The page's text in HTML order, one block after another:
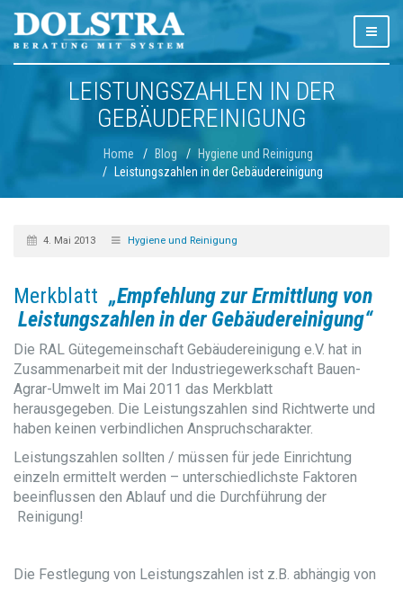
LEISTUNGSZAHLEN IN DER
GEBÄUDEREINIGUNG
Home Blog
Hygiene und Reinigung
Leistungszahlen in der Gebäudereinigung
4. Mai 2013 Hygiene und Reinigung
Merkblatt „Empfehlung zur Ermittlung von
Leistungszahlen in der Gebäudereinigung“
Die RAL Gütegemeinschaft Gebäudereinigung e.V. hat in
Zusammenarbeit mit der Industriegewerkschaft Bauen-
Agrar-Umwelt im Mai 2011 das Merkblatt
herausgegeben. Die Leistungszahlen sind Richtwerte und
haben keinen verbindlichen Anspruchscharakter.
Leistungszahlen sollten / müssen für jede Einrichtung
einzeln ermittelt werden – unterschiedlichste Faktoren
beeinflussen den Ablauf und die Durchführung der
Reinigung!
Die Festlegung von Leistungszahlen ist z.B. abhängig von